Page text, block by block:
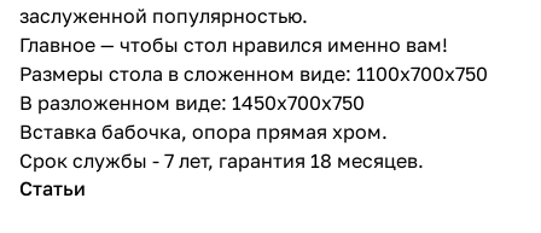
заслуженной популярностью.
Главное — чтобы стол нравился именно вам!
Размеры стола в сложенном виде: 1100x700x750
В разложенном виде: 1450x700x750
Вставка бабочка, опора прямая хром.
Срок службы - 7 лет, гарантия 18 месяцев.
Статьи